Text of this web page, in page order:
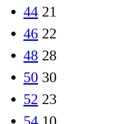
44 21
46 22
48 28
50 30
52 23